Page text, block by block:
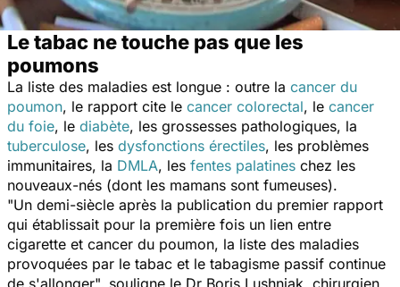
Le tabac ne touche pas que les
poumons
La liste des maladies est longue : outre la cancer du
poumon, le rapport cite le cancer colorectal, le cancer
du foie, le diabète, les grossesses pathologiques, la
tuberculose, les dysfonctions érectiles, les problèmes
immunitaires, la DMLA, les fentes palatines chez les
nouveaux-nés (dont les mamans sont fumeuses).
"Un demi-siècle après la publication du premier rapport
qui établissait pour la première fois un lien entre
cigarette et cancer du poumon, la liste des maladies
provoquées par le tabac et le tabagisme passif continue
de s'allonger", souligne le Dr Boris Lushniak, chirurgien